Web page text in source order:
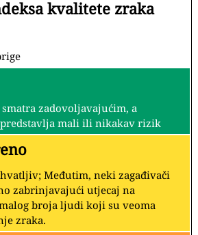
kvalitete zraka
zadovoljavajućim, a
predstavlja mali ili nikakav rizik
Međutim, neki zagađivači
zabrinjavajući utjecaj na
broja ljudi koji su veoma
zraka.